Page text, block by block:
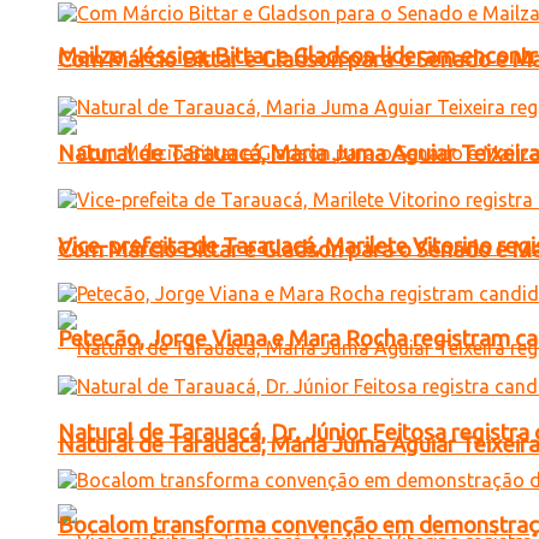
Mailza, Jéssica, Bittar e Gladson lideram
Com Márcio Bittar e Gladson para o Senado e
Natural de Tarauacá, Maria Juma Aguiar
Com Márcio Bittar e Gladson para o Senado e
Natural de Tarauacá, Maria Juma Aguiar
Vice-prefeita de Tarauacá, Marilete Vitorino
Petecão, Jorge Viana e Mara Rocha registram
Natural de Tarauacá, Dr. Júnior Feitosa
Bocalom transforma convenção em